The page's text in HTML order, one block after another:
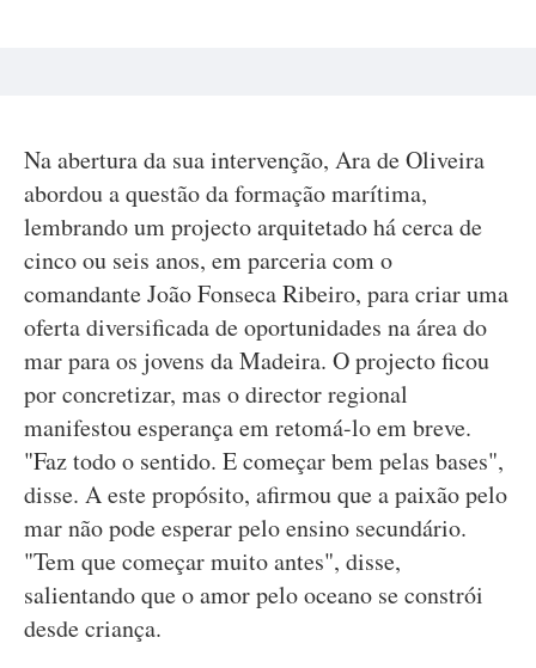
Na abertura da sua intervenção, Ara de Oliveira
abordou a questão da formação marítima,
lembrando um projecto arquitetado há cerca de
cinco ou seis anos, em parceria com o
comandante João Fonseca Ribeiro, para criar uma
oferta diversificada de oportunidades na área do
mar para os jovens da Madeira. O projecto ficou
por concretizar, mas o director regional
manifestou esperança em retomá-lo em breve.
"Faz todo o sentido. E começar bem pelas bases",
disse. A este propósito, afirmou que a paixão pelo
mar não pode esperar pelo ensino secundário.
"Tem que começar muito antes", disse,
salientando que o amor pelo oceano se constrói
desde criança.